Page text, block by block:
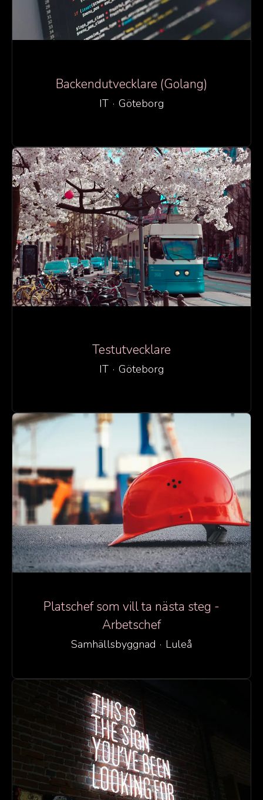
Backendutvecklare (Golang)
IT · Göteborg
Testutvecklare
IT · Göteborg
Platschef som vill ta nästa steg -
Arbetschef
Samhällsbyggnad · Luleå